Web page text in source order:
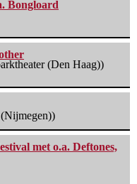
Bongloard
(Den Haag))
met o.a. Deftones,